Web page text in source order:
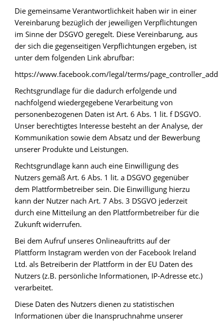
Die gemeinsame Verantwortlichkeit haben wir in einer
Vereinbarung bezüglich der jeweiligen Verpflichtungen
im Sinne der DSGVO geregelt. Diese Vereinbarung, aus
der sich die gegenseitigen Verpflichtungen ergeben, ist
unter dem folgenden Link abrufbar:
https://www.facebook.com/legal/terms/
Rechtsgrundlage für die dadurch erfolgende und
nachfolgend wiedergegebene Verarbeitung von
personenbezogenen Daten ist Art. 6 Abs. 1 lit. f DSGVO.
Unser berechtigtes Interesse besteht an der Analyse, der
Kommunikation sowie dem Absatz und der Bewerbung
unserer Produkte und Leistungen.
Rechtsgrundlage kann auch eine Einwilligung des
Nutzers gemäß Art. 6 Abs. 1 lit. a DSGVO gegenüber
dem Plattformbetreiber sein. Die Einwilligung hierzu
kann der Nutzer nach Art. 7 Abs. 3 DSGVO jederzeit
durch eine Mitteilung an den Plattformbetreiber für die
Zukunft widerrufen.
Bei dem Aufruf unseres Onlineauftritts auf der
Plattform Instagram werden von der Facebook Ireland
Ltd. als Betreiberin der Plattform in der EU Daten des
Nutzers (z.B. persönliche Informationen, IP-Adresse etc.)
verarbeitet.
Diese Daten des Nutzers dienen zu statistischen
Informationen über die Inanspruchnahme unserer